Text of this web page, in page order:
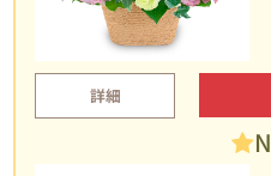
詳細